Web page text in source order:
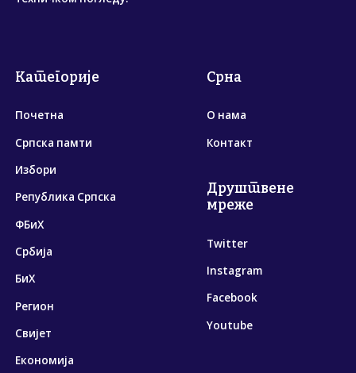
Категорије
Почетна
Српска памти
Избори
Република Српска
ФБиХ
Србија
БиХ
Регион
Свијет
Економија
Срна
О нама
Контакт
Друштвене
мреже
Twitter
Instagram
Facebook
Youtube